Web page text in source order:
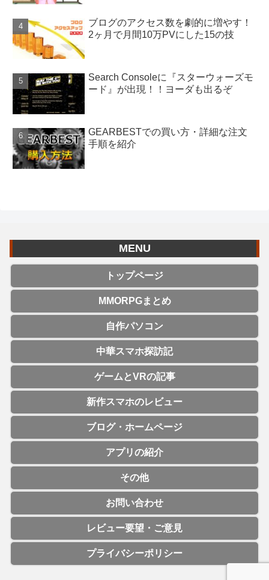
ブログのアクセス数を劇的に増やす！
2ヶ月で月間10万PVにした15の技
Search Consoleに『スターウォーズモ
ード』が出現！！ヨーダも出るぞ
GEARBESTでの買い方・詳細な注文
手順を紹介
MENU
トップページ
MMORPGまとめ
自作パソコン
中華スマホ探訪記
ゲームとVRの記事
新作スマホのレビュー
ブログ・ホームページ
アプリの紹介
その他
お問い合わせ
レビュー要望・ご意見
プライバシーポリシー